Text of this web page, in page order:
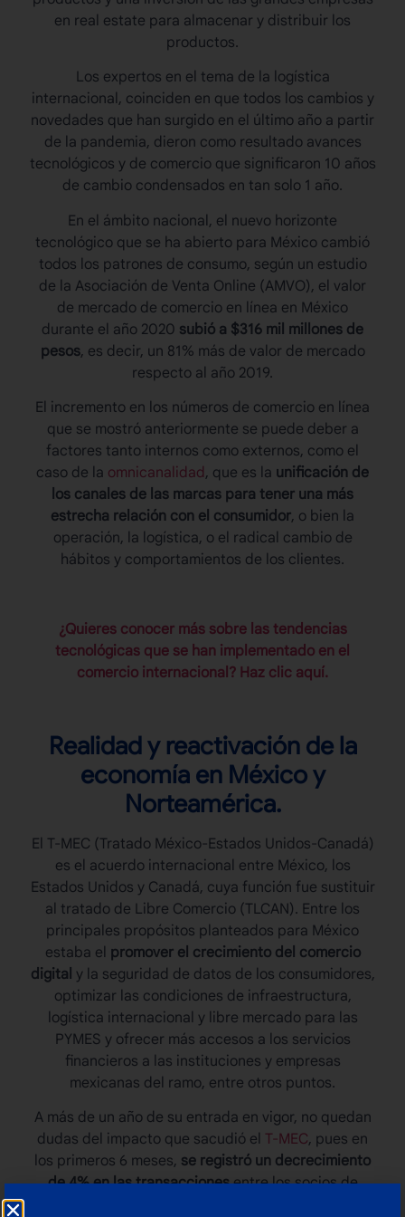
en real estate para almacenar y distribuir los
productos.
Los expertos en el tema de la logística
internacional, coinciden en que todos los cambios y
novedades que han surgido en el último año a partir
de la pandemia, dieron como resultado avances
tecnológicos y de comercio que significaron 10 años
de cambio condensados en tan solo 1 año.
En el ámbito nacional, el nuevo horizonte
tecnológico que se ha abierto para México cambió
todos los patrones de consumo, según un estudio
de la Asociación de Venta Online (AMVO), el valor
de mercado de comercio en línea en México
durante el año 2020 subió a $316 mil millones de
pesos, es decir, un 81% más de valor de mercado
respecto al año 2019.
El incremento en los números de comercio en línea
que se mostró anteriormente se puede deber a
factores tanto internos como externos, como el
caso de la omnicanalidad, que es la unificación de
los canales de las marcas para tener una más
estrecha relación con el consumidor, o bien la
operación, la logística, o el radical cambio de
hábitos y comportamientos de los clientes.
¿Quieres conocer más sobre las tendencias
tecnológicas que se han implementado en el
comercio internacional? Haz clic aquí.
Realidad y reactivación de la
economía en México y
Norteamérica.
El T-MEC (Tratado México-Estados Unidos-Canadá)
es el acuerdo internacional entre México, los
Estados Unidos y Canadá, cuya función fue sustituir
al tratado de Libre Comercio (TLCAN). Entre los
principales propósitos planteados para México
estaba el promover el crecimiento del comercio
digital y la seguridad de datos de los consumidores,
optimizar las condiciones de infraestructura,
logística internacional y libre mercado para las
PYMES y ofrecer más accesos a los servicios
financieros a las instituciones y empresas
mexicanas del ramo, entre otros puntos.
A más de un año de su entrada en vigor, no quedan
dudas del impacto que sacudió el T-MEC, pues en
los primeros 6 meses, se registró un decrecimiento
de 4% en las transaccionesentre los socios de